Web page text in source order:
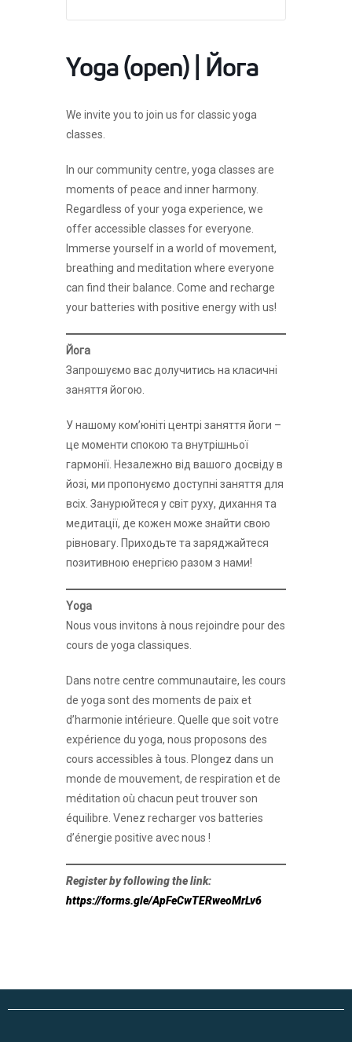
Yoga (open) | Йога
We invite you to join us for classic yoga
classes.
In our community centre, yoga classes are
moments of peace and inner harmony.
Regardless of your yoga experience, we
offer accessible classes for everyone.
Immerse yourself in a world of movement,
breathing and meditation where everyone
can find their balance. Come and recharge
your batteries with positive energy with us!
Йога
Запрошуємо вас долучитись на класичні
заняття йогою.
У нашому комʼюніті центрі заняття йоги –
це моменти спокою та внутрішньої
гармонії. Незалежно від вашого досвіду в
йозі, ми пропонуємо доступні заняття для
всіх. Занурюйтеся у світ руху, дихання та
медитації, де кожен може знайти свою
рівновагу. Приходьте та заряджайтеся
позитивною енергією разом з нами!
Yoga
Nous vous invitons à nous rejoindre pour des
cours de yoga classiques.
Dans notre centre communautaire, les cours
de yoga sont des moments de paix et
d’harmonie intérieure. Quelle que soit votre
expérience du yoga, nous proposons des
cours accessibles à tous. Plongez dans un
monde de mouvement, de respiration et de
méditation où chacun peut trouver son
équilibre. Venez recharger vos batteries
d’énergie positive avec nous !
Register by following the link:
https://forms.gle/ApFeCwTERweoMrLv6